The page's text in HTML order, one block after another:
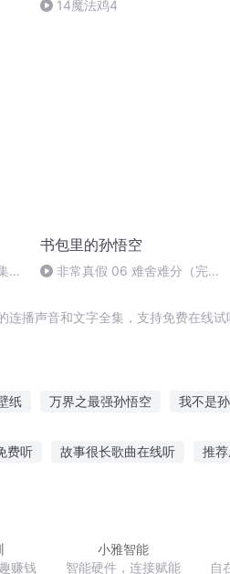
14魔法鸡4
书包里的孙悟空
非常真假 06 难舍难分（完
播声音和文字全集，支持免费在线试
纸 万界之最强孙悟空 我不是
费听 故事很长歌曲在线听 推
赚钱
小雅智能
智能硬件，连接赋能
自